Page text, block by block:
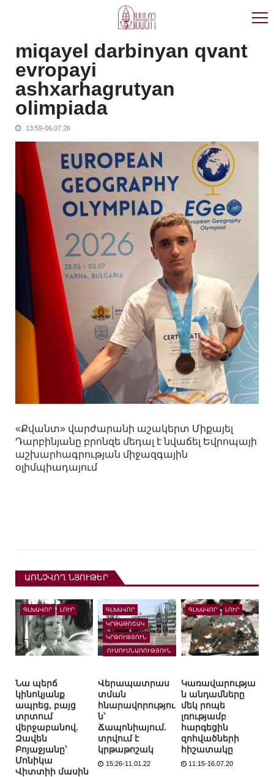
miqayel darbinyan qvant
evropayi
ashxarhagrutyan
olimpiada
13:59-06.07.26
«Քվանտ» վարժարանի աշակերտ Միքայել
Դարբինյանը բրոնզե մեդալ է նվաճել Եվրոպայի
աշխարհագրության միջազգային
օլիմպիադայում
ԱՌՆՉՎՈՂ ՆՅՈՒԹԵՐ
ԳԼԽԱՎՈՐ ԼՈՒՐ
Նա պերճ
կինոկյանք
ապրեց, բայց
տրտում
վերջաբանով.
Զավեն
Բոյաջյանը՝
Մոնիկա
Վիտտիի մասին
ԳԼԽԱՎՈՐ
ԿՐԹԱԹՈՇԱԿ
ԿՐԹՈՒԹՅՈՒՆ
ՈՒՍՈՒՄՆԱՌՈՒԹՅՈՒՆ
Վերապատրաս
տման
հնարավորությու
ն՝
Ճապոնիայում.
տրվում է
կրթաթոշակ
15:26-11.01.22
ԳԼԽԱՎՈՐ ԼՈՒՐ
Կառավարությա
ն անդամները
մեկ րոպե
լռությամբ
հարգեցին
զոհվածների
հիշատակը
11:15-16.07.20